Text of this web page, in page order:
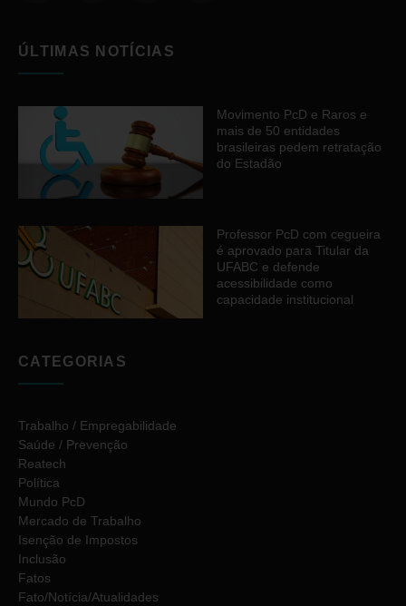
ÚLTIMAS NOTÍCIAS
Movimento PcD e Raros e
mais de 50 entidades
brasileiras pedem retratação
do Estadão
Professor PcD com cegueira
é aprovado para Titular da
UFABC e defende
acessibilidade como
capacidade institucional
CATEGORIAS
Trabalho / Empregabilidade
Saúde / Prevenção
Reatech
Política
Mundo PcD
Mercado de Trabalho
Isenção de Impostos
Inclusão
Fatos
Fato/Notícia/Atualidades